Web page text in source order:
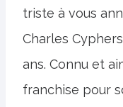
triste à vous
Charles
ans. Connu et
franchise pour